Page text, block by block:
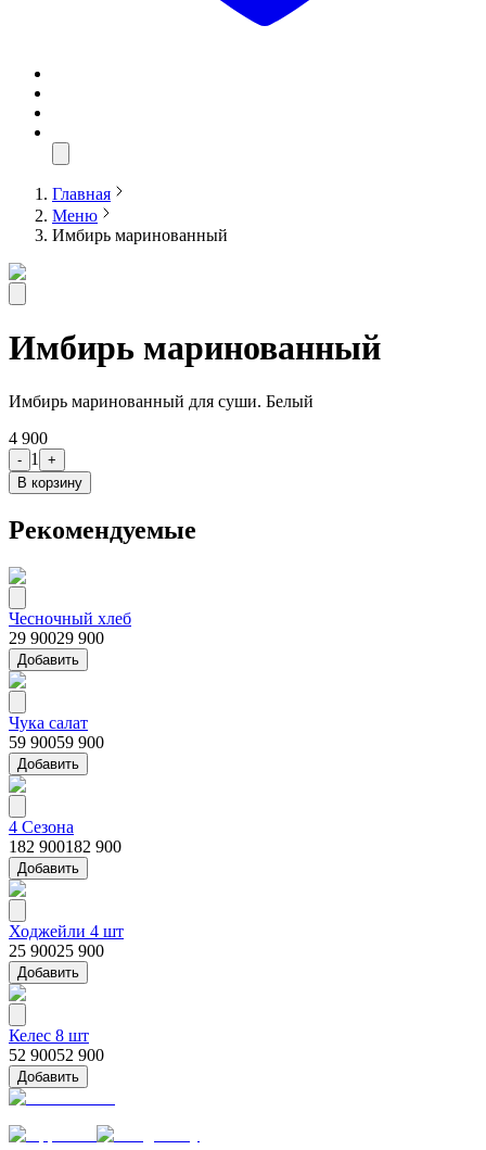
Главная
Меню
Имбирь маринованный
Имбирь маринованный
Имбирь маринованный для суши. Белый
4 900
- 1
+
В корзину
Рекомендуемые
Чесночный хлеб
29 90029 900
Добавить
Чука салат
59 90059 900
Добавить
4 Сезона
182 900182 900
Добавить
Ходжейли 4 шт
25 90025 900
Добавить
Келес 8 шт
52 90052 900
Добавить